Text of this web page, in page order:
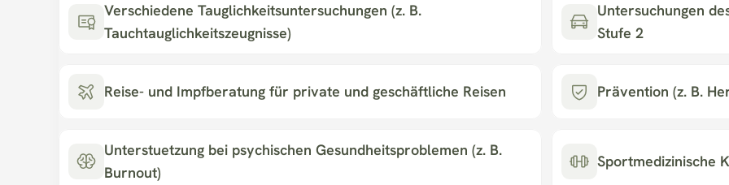
Verschiedene Tauglichkeitsuntersuchungen (z. B.
Tauchtauglichkeitszeugnisse)
Untersuchungen
Stufe 2
Reise- und Impfberatung für private und geschäftliche Reisen Prävention (z. B.
Unterstuetzung bei psychischen Gesundheitsproblemen (z. B.
Burnout)
Sportmedizinische